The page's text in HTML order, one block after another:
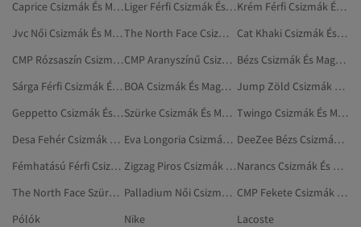
Caprice Csizmák És Magas Szárú Csizmák
Liger Férfi Csizmák És Magas Szárú Csizmák
Krém Férfi Csizmák És Magas Szárú Csizmák
Jvc Női Csizmák És Magas Szárú Csizmák
The North Face Csizmák És Magas Szárú Csizmák
Cat Khaki Csizmák És Magas Szárú Csizmák
CMP Rózsaszín Csizmák És Magas Szárú Csizmák
CMP Aranyszínű Csizmák És Magas Szárú Csizmák
Bézs Csizmák És Magas Szárú Csizmák
Sárga Férfi Csizmák És Magas Szárú Csizmák
BOA Csizmák És Magas Szárú Csizmák
Jump Zöld Csizmák És Magas Szárú Csizmák
Geppetto Csizmák És Magas Szárú Csizmák
Szürke Csizmák És Magas Szárú Csizmák
Twingo Csizmák És Magas Szárú Csizmák
Desa Fehér Csizmák És Magas Szárú Csizmák
Eva Longoria Csizmák És Magas Szárú Csizmák
DeeZee Bézs Csizmák És Magas Szárú Csizmák
Fémhatású Férfi Csizmák És Magas Szárú Csizmák
Zigzag Piros Csizmák És Magas Szárú Csizmák
Narancs Csizmák És Magas Szárú Csizmák
The North Face Szürke Csizmák És Magas Szárú Csizmák
Palladium Női Csizmák És Magas Szárú Csizmák
CMP Fekete Csizmák És Magas Szárú Csizmák
Pólók
Nike
Lacoste